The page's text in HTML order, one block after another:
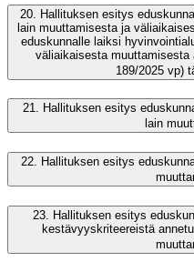
20. Hallituksen esitys
lain muuttamisesta ja väliaikaisesta
eduskunnalle laiksi
väliaikaisesta muuttamisesta
189/2025 vp)
21. Hallituksen esitys
lain
22. Hallituksen esitys
23.
Hallituksen esitys
kestävyyskriteereistä